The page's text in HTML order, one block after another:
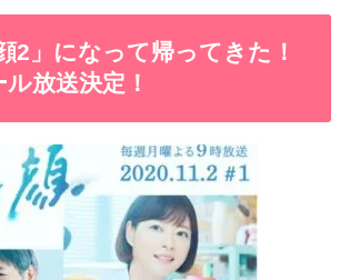
2」になって帰ってきた！
放送決定！